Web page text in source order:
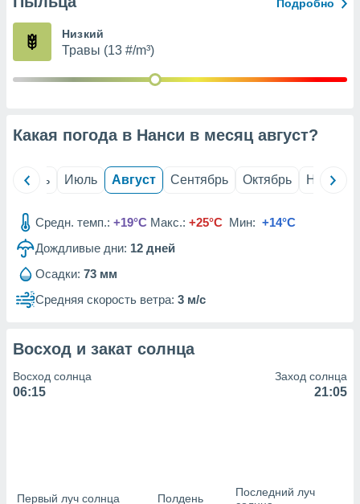
из
рекламы
1199
Подробно
Низкий
Травы (13 #/m³)
Какая погода в Нанси в месяц август?
Июнь Июль Август Сентябрь Октябрь Ноябрь
Средн. темп.: +19°C Макс.: +25°C Мин: +14°C
Дождливые дни: 12 дней
Осадки: 73 мм
Средняя скорость ветра: 3 м/с
Восход и закат солнца
Восход солнца
06:15
Заход солнца
21:05
Первый луч солнца
Полдень
Последний луч